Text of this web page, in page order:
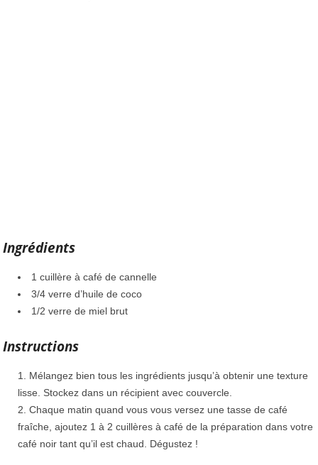
Ingrédients
1 cuillère à café de cannelle
3/4 verre d’huile de coco
1/2 verre de miel brut
Instructions
Mélangez bien tous les ingrédients jusqu’à obtenir une texture
lisse. Stockez dans un récipient avec couvercle.
Chaque matin quand vous vous versez une tasse de café
fraîche, ajoutez 1 à 2 cuillères à café de la préparation dans votre
café noir tant qu’il est chaud. Dégustez !